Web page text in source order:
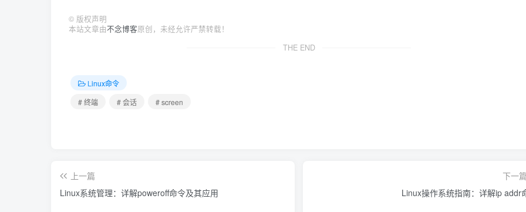
© 版权声明
本站文章由不念博客原创，未经允许严禁转载！
THE END
Linux命令
# 终端
# 会话 # screen
上一篇
Linux系统管理：详解poweroff命令及其应用
下一
Linux操作系统指南：详解ip addr